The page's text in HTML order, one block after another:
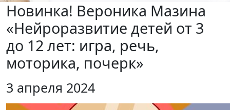
Новинка! Вероника Мазина
«Нейроразвитие детей от 3
до 12 лет: игра, речь,
моторика, почерк»
3 апреля 2024